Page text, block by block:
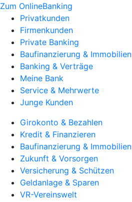
Zum OnlineBanking
Privatkunden
Firmenkunden
Private Banking
Baufinanzierung & Immobilien
Banking & Verträge
Meine Bank
Service & Mehrwerte
Junge Kunden
Girokonto & Bezahlen
Kredit & Finanzieren
Baufinanzierung & Immobilien
Zukunft & Vorsorgen
Versicherung & Schützen
Geldanlage & Sparen
VR-Vereinswelt